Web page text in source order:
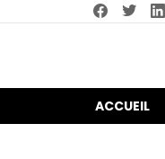
facebooktwitter
ACCUEIL